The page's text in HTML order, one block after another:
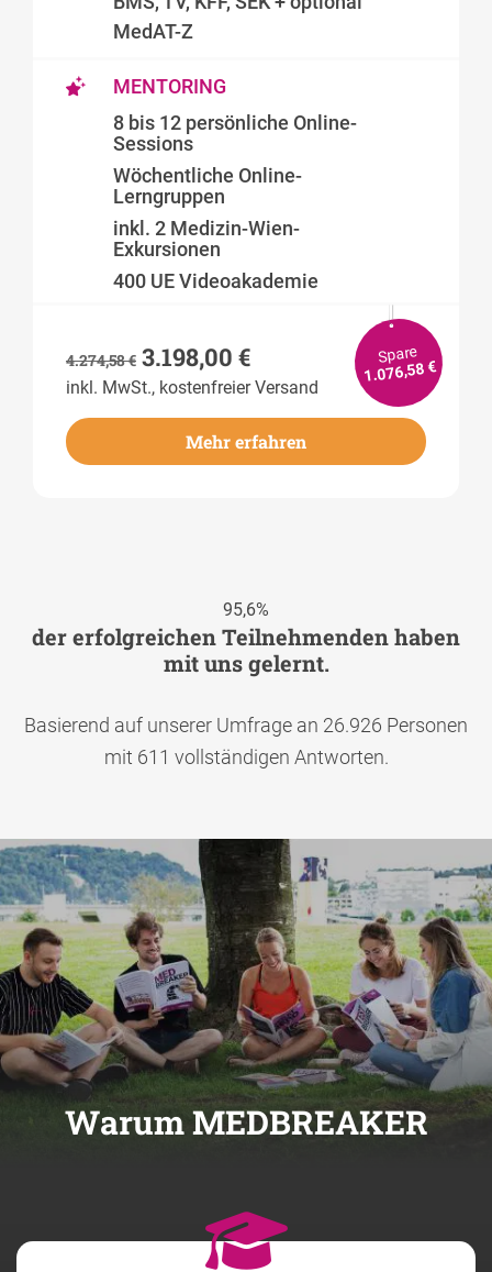
MedAT-Z
MENTORING
8 bis 12 persönliche Online-
Sessions
Wöchentliche Online-
Lerngruppen
inkl. 2 Medizin-Wien-
Exkursionen
400 UE Videoakademie
Spare
1.076,58€
4.274,58€ 3.198,00 €
inkl. MwSt., kostenfreier Versand
Mehr erfahren
95,6%
der erfolgreichen Teilnehmenden haben
mit uns gelernt.
Basierend auf unserer Umfrage an 26.926 Personen
mit 611 vollständigen Antworten.
Warum MEDBREAKER